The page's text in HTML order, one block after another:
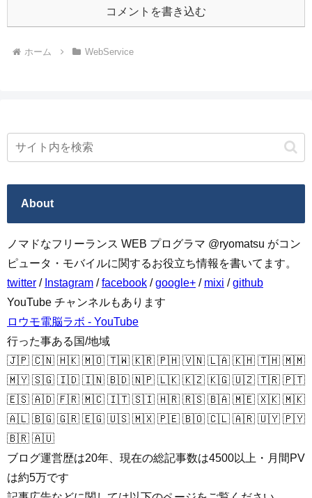
コメントを書き込む
ホーム WebService
About
ノマドなフリーランス WEB プログラマ @ryomatsu がコン
ピュータ・モバイルに関するお役立ち情報を書いてます。
twitter / Instagram /facebook /google+ / mixi /github
YouTube チャンネルもあります
ロウモ電脳ラボ - YouTube
行った事ある国/地域
🇯🇵 🇨🇳 🇭🇰 🇲🇴 🇹🇼 🇰🇷 🇵🇭 🇻🇳 🇱🇦 🇰🇭 🇹🇭 🇲🇲
🇲🇾 🇸🇬 🇮🇩 🇮🇳 🇧🇩 🇳🇵 🇱🇰 🇰🇿 🇰🇬 🇺🇿 🇹🇷 🇵🇹
🇪🇸 🇦🇩 🇫🇷 🇲🇨 🇮🇹 🇸🇮 🇭🇷 🇷🇸 🇧🇦 🇲🇪 🇽🇰 🇲🇰
🇦🇱 🇧🇬 🇬🇷 🇪🇬 🇺🇸 🇲🇽 🇵🇪 🇧🇴 🇨🇱 🇦🇷 🇺🇾 🇵🇾
🇧🇷 🇦🇺
ブログ運営歴は20年、現在の総記事数は4500以上・月間PV
は約5万です